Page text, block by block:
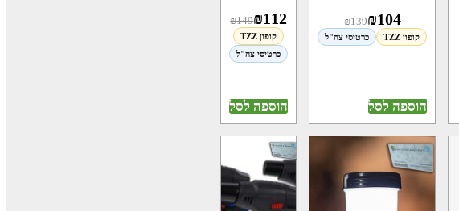
₪104
₪139
קופון TZZ כרטיסי צה"ל
הוספה לסל
₪112
₪149
קופון TZZ
כרטיסי צה"ל
הוספה לסל